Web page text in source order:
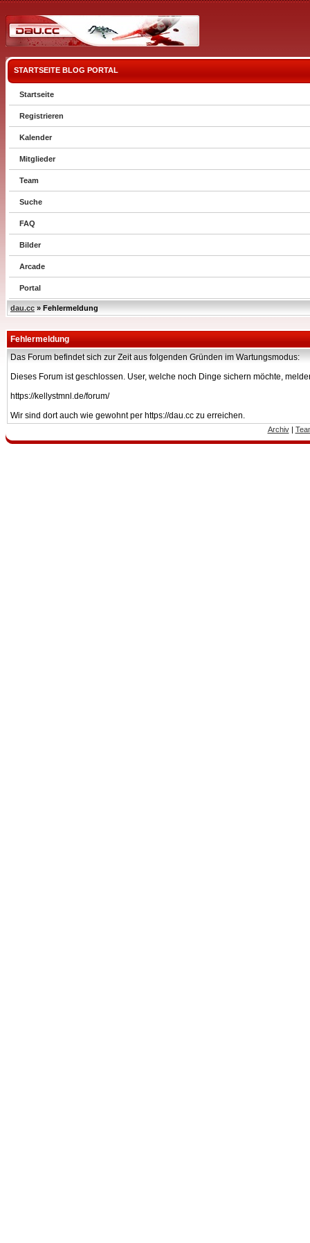
STARTSEITE BLOG PORTAL
Startseite
Registrieren
Kalender
Mitglieder
Team
Suche
FAQ
Bilder
Arcade
Portal
dau.cc » Fehlermeldung
Fehlermeldung
Das Forum befindet sich zur Zeit aus folgenden Gründen im Wartungsmodus:
Dieses Forum ist geschlossen. User, welche noch Dinge sichern möchte,
https://kellystmnl.de/forum/
Wir sind dort auch wie gewohnt per https://dau.cc zu erreichen.
Archiv|